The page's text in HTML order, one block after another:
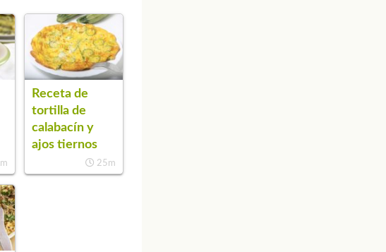
Receta de
tortilla de
calabacín y
ajos tiernos
25m